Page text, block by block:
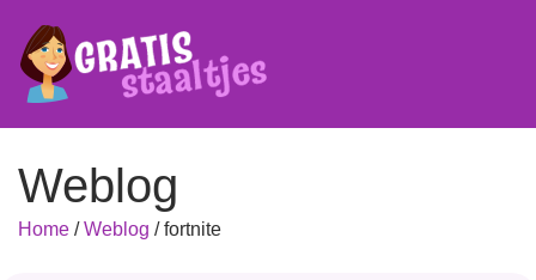
Weblog
Home /Weblog /fortnite